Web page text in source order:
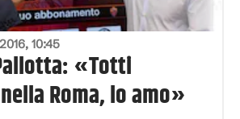
10:45
«Totti
Roma, lo amo»